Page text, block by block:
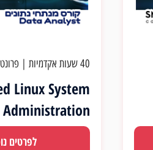
40 שעות אקדמיות |
Linux System
Administration
לפרטים